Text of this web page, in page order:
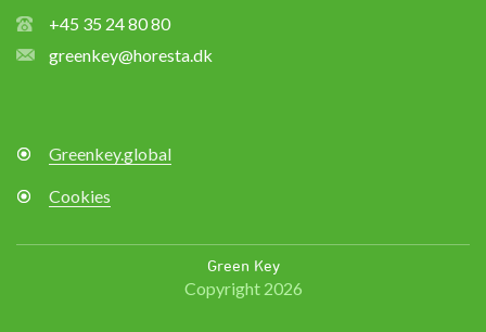
+45 35 24 80 80
greenkey@horesta.dk
Greenkey.global
Cookies
Green Key
Copyright 2026